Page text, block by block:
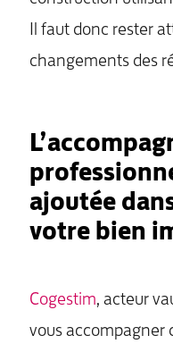
Il faut donc rester
changements des
ajoutée
votre bien
Cogestim, acteur
vous accompagner